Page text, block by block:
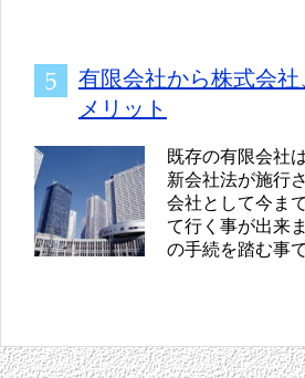
有限会社から株式会
メリット
既存の有限会社
新会社法が施行
会社として今ま
て行く事が出来
の手続を踏む事